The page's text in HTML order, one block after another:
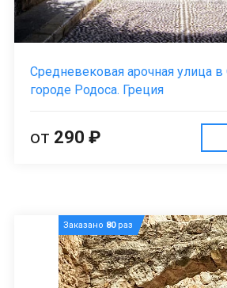
Средневековая арочная улица
городе Родоса. Греция
от 290 ₽
Заказано 80раз